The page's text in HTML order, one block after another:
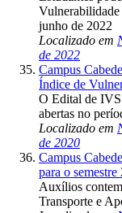
junho de 2022
Localizado em
de 2022
Campus
Índice de
O Edital de IVS
abertas no
Localizado em
de 2020
Campus
para o semestre
Auxílios
Transporte e